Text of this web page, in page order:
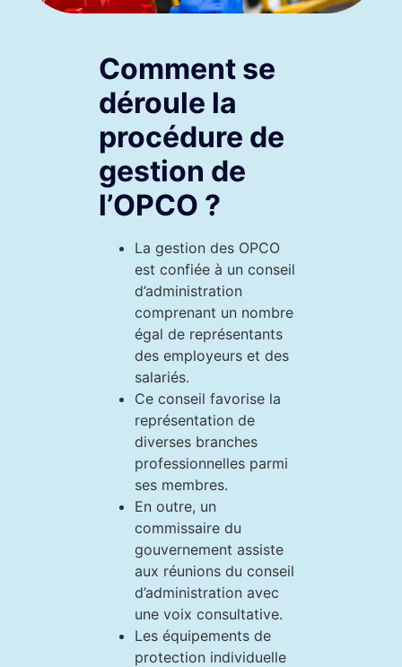
Comment se
déroule la
procédure de
gestion de
l’OPCO ?
La gestion des OPCO
est confiée à un conseil
d’administration
comprenant un nombre
égal de représentants
des employeurs et des
salariés.
Ce conseil favorise la
représentation de
diverses branches
professionnelles parmi
ses membres.
En outre, un
commissaire du
gouvernement assiste
aux réunions du conseil
d’administration avec
une voix consultative.
Les équipements de
protection individuelle